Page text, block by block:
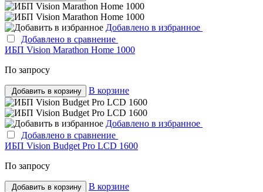
Добавлено в избранное
Добавлено в сравнение
ИБП Vision Marathon Home 1000
По запросу
Добавить в корзину В корзине
Добавлено в избранное
Добавлено в сравнение
ИБП Vision Budget Pro LCD 1600
По запросу
Добавить в корзину В корзине